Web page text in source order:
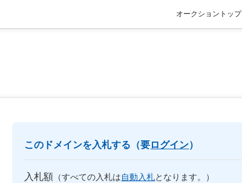
オークショントップ
このドメインを入札する（要ログイン）
入札額 （すべての入札は自動入札となります。）